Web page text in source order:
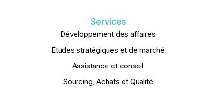
Services
Développement des affaires
Études stratégiques et de marché
Assistance et conseil
Sourcing, Achats et Qualité